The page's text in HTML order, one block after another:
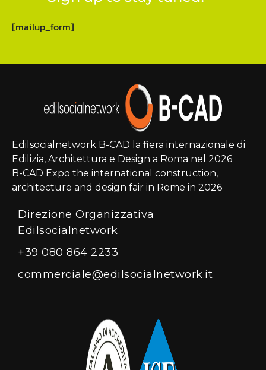
[mailup_form]
Edilsocialnetwork B-CAD la fiera internazionale di
Edilizia, Architettura e Design a Roma nel 2026
B-CAD Expo the international construction,
architecture and design fair in Rome in 2026
Direzione Organizzativa
Edilsocialnetwork
+39 080 864 2233
commerciale@edilsocialnetwork.it